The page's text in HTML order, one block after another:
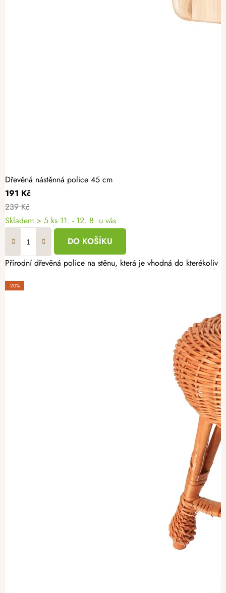
Dřevěná nástěnná police 45 cm
191 Kč
239 Kč
Skladem > 5 ks 11. - 12. 8. u vás
DO KOŠÍKU
Přírodní dřevěná police na stěnu, která je vhodná do kterékoliv
-20%